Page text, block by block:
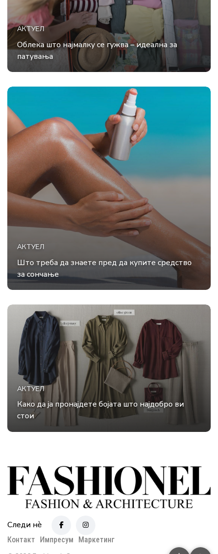
АКТУЕЛ
Облека што најмалку се гужва – идеална за
патувања
АКТУЕЛ
Што треба да знаете пред да купите средство
за сончање
АКТУЕЛ
Како да ја пронајдете бојата што најдобро ви
стои
Следи нè
Контакт Импресум
Маркетинг